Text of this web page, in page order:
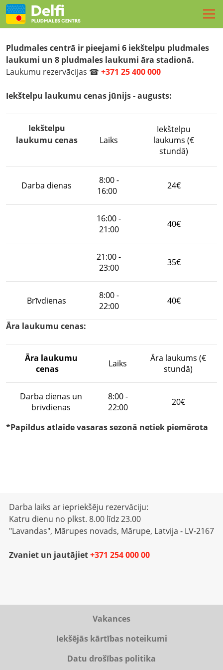
TURNĪRI
REZERVĒ LAUKUMU
FIZIOTERAPIJA
Kontakti
Pludmales centrā ir pieejami 6 iekštelpu pludmales
laukumi un 8 pludmales laukumi āra stadionā.
Laukumu rezervācijas ☎ +371 25 400 000
Iekštelpu laukumu cenas jūnijs - augusts:
Iekštelpu
laukumu cenas
Laiks
Iekštelpu
laukums (€
stundā)
Darba dienas
8:00 -
16:00
24€
16:00 -
21:00
40€
21:00 -
23:00
35€
Brīvdienas
8:00 -
22:00
40€
Āra laukumu cenas:
Āra laukumu
cenas
Laiks
Āra laukums (€
stundā)
Darba dienas un
brīvdienas
8:00 -
22:00
20€
*Papildus atlaide vasaras sezonā netiek piemērota
Darba laiks ar iepriekšēju rezervāciju:
Katru dienu no plkst. 8.00 līdz 23.00
"Lavandas", Mārupes novads, Mārupe, Latvija - LV-2167
Zvaniet un jautājiet+371 254 000 00
Vakances
Iekšējās kārtības noteikumi
Datu drošības politika